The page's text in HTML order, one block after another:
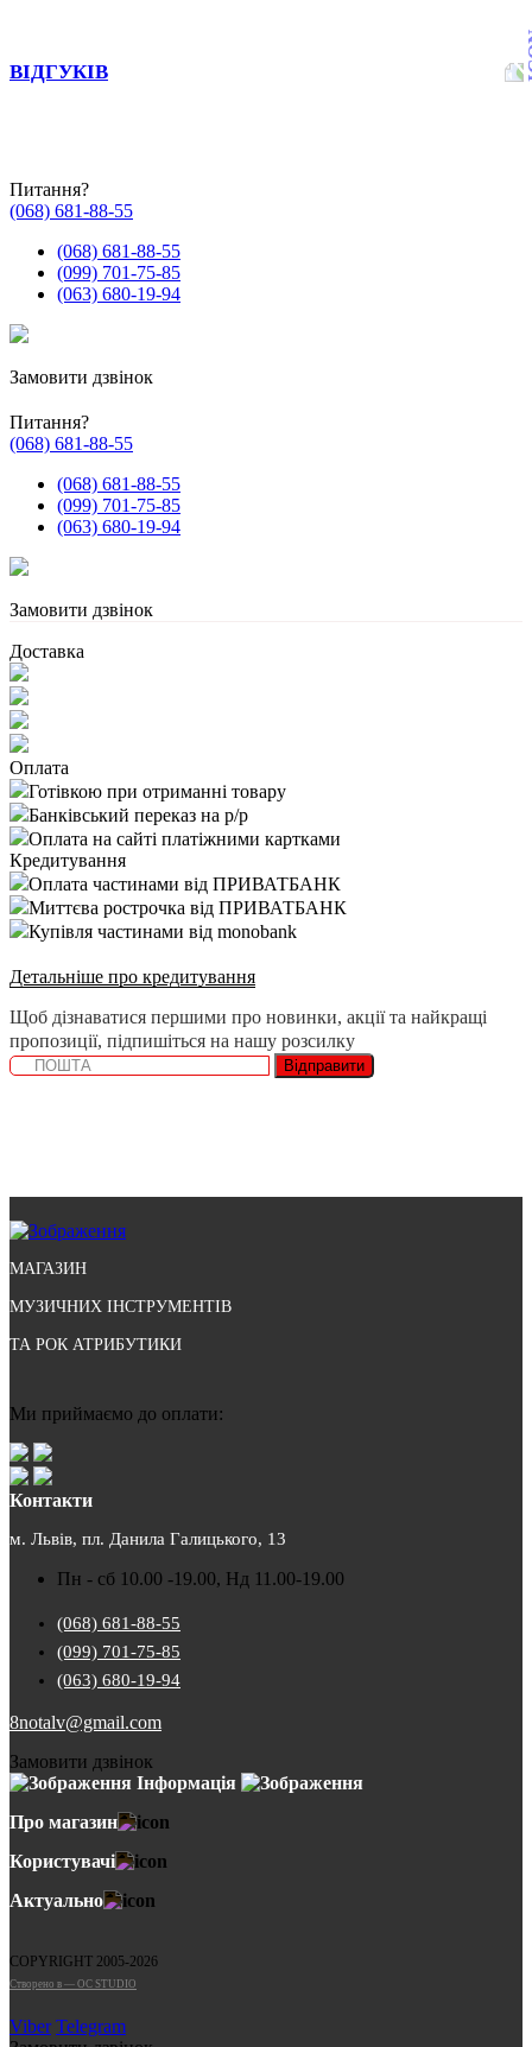
ВІДГУКІВ
Питання?
(068) 681-88-55
(068) 681-88-55
(099) 701-75-85
(063) 680-19-94
Замовити дзвінок
Питання?
(068) 681-88-55
(068) 681-88-55
(099) 701-75-85
(063) 680-19-94
Замовити дзвінок
Доставка
Оплата
Готівкою при отриманні товару
Банківський переказ на р/р
Оплата на сайті платіжними картками
Кредитування
Оплата частинами від ПРИВАТБАНК
Миттєва рострочка від ПРИВАТБАНК
Купівля частинами від monobank
Детальніше про кредитування
Щоб дізнаватися першими про новинки, акції та найкращі
пропозиції, підпишіться на нашу розсилку
Відправити
МАГАЗИН
МУЗИЧНИХ ІНСТРУМЕНТІВ
ТА РОК АТРИБУТИКИ
Ми приймаємо до оплати:
Контакти
м. Львів, пл. Данила Галицького, 13
Пн - сб 10.00 -19.00, Нд 11.00-19.00
(068) 681-88-55
(099) 701-75-85
(063) 680-19-94
8notalv@gmail.com
Замовити дзвінок
Інформація
Про магазин
Користувачі
Актуально
COPYRIGHT 2005-2026
Cтворено в — OC STUDIO
Viber Telegram